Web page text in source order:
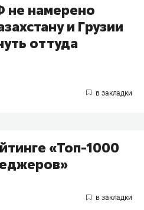
намерено
и Грузии
оттуда
«Топ-1000